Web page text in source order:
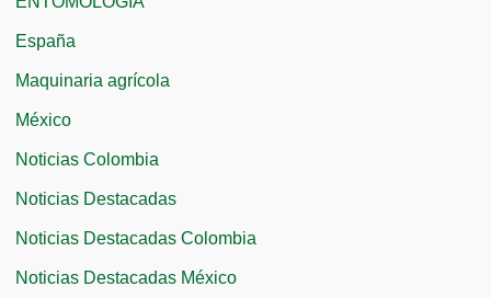
:España
Maquinaria agrícola
México
Noticias Colombia
Noticias Destacadas
Noticias Destacadas Colombia
Noticias Destacadas México